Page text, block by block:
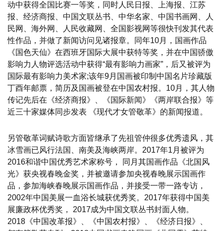
动中获得全国比赛一等奖，同时人民日报、上海报、江苏
报、经济商报、中国文联丛书、中华名家、中国书画网、人
民网、海外网、人民收藏网、全国影视网等很快刊发其代表
性作品，并做了新闻访问见诸报章。同年10月，国画作品
《国色天仙》在西班牙国际大展中获特等奖，并在中国骄傲
影响力人物评选活动中获得“最有影响力画家”，后又被评为
国际最有影响力美术家;该年9月国画被印制中国名片珍藏版
丁酉年邮票，简历及国画被登在中国农村报。10月，其人物
传记先后在《经济商报》、《国际新闻》《两岸联合报》等
近三十家媒体同步发表 《现代才女管敬革》的新闻报道。
另管敬革词赋诗歌方面皆继承了先祖管仲很多优秀遗风，其
冰雪画已风行法国、南美及海峡两岸。2017年1月被评为
2016和谐中国优秀艺术家称号， 同月其国画作品《北国风
光》获央视春晚金奖，并被邀请参加央视春晚展示国画作
品，参加海峡春晚展示国画作品，并接受一带一路专访，
2002年中国美展一血浴长城获优秀奖。2017年获得中国美
展廉政杯优秀奖， 2017成为中国文联丛书封面人物。
2018《中国改革报》、《中国农村报》、《经济日报》、